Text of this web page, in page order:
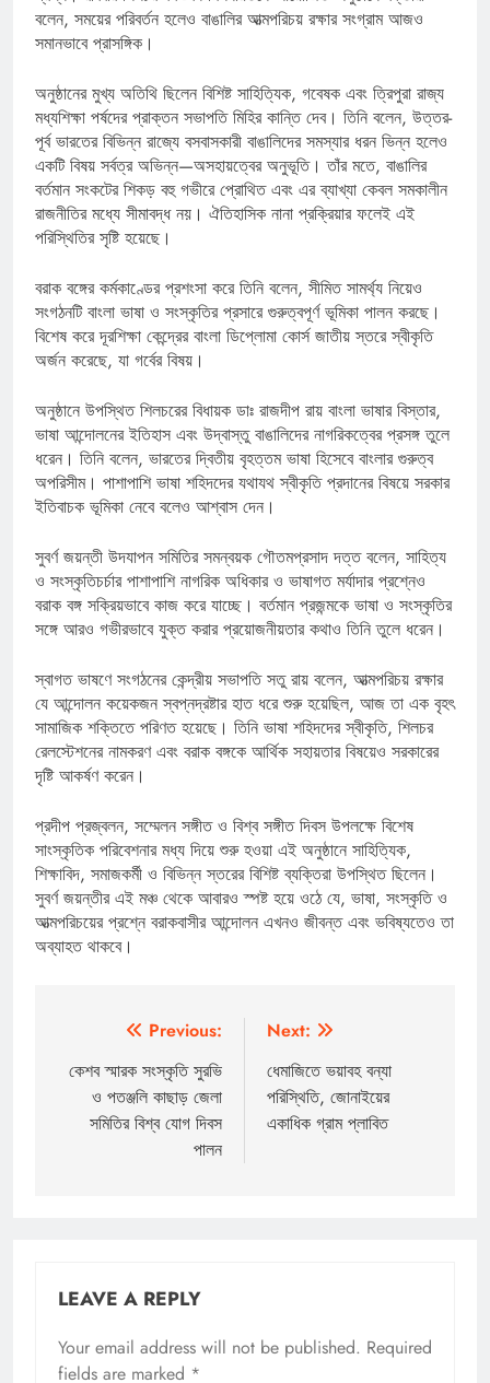
বলেন, সময়ের পরিবর্তন হলেও বাঙালির আত্মপরিচয় রক্ষার সংগ্রাম আজও
সমানভাবে প্রাসঙ্গিক।
অনুষ্ঠানের মুখ্য অতিথি ছিলেন বিশিষ্ট সাহিত্যিক, গবেষক এবং ত্রিপুরা রাজ্য
মধ্যশিক্ষা পর্ষদের প্রাক্তন সভাপতি মিহির কান্তি দেব। তিনি বলেন, উত্তর-
পূর্ব ভারতের বিভিন্ন রাজ্যে বসবাসকারী বাঙালিদের সমস্যার ধরন ভিন্ন হলেও
একটি বিষয় সর্বত্র অভিন্ন—অসহায়ত্বের অনুভূতি। তাঁর মতে, বাঙালির
বর্তমান সংকটের শিকড় বহু গভীরে প্রোথিত এবং এর ব্যাখ্যা কেবল সমকালীন
রাজনীতির মধ্যে সীমাবদ্ধ নয়। ঐতিহাসিক নানা প্রক্রিয়ার ফলেই এই
পরিস্থিতির সৃষ্টি হয়েছে।
বরাক বঙ্গের কর্মকাণ্ডের প্রশংসা করে তিনি বলেন, সীমিত সামর্থ্য নিয়েও
সংগঠনটি বাংলা ভাষা ও সংস্কৃতির প্রসারে গুরুত্বপূর্ণ ভূমিকা পালন করছে।
বিশেষ করে দূরশিক্ষা কেন্দ্রের বাংলা ডিপ্লোমা কোর্স জাতীয় স্তরে স্বীকৃতি
অর্জন করেছে, যা গর্বের বিষয়।
অনুষ্ঠানে উপস্থিত শিলচরের বিধায়ক ডাঃ রাজদীপ রায় বাংলা ভাষার বিস্তার,
ভাষা আন্দোলনের ইতিহাস এবং উদ্বাস্তু বাঙালিদের নাগরিকত্বের প্রসঙ্গ তুলে
ধরেন। তিনি বলেন, ভারতের দ্বিতীয় বৃহত্তম ভাষা হিসেবে বাংলার গুরুত্ব
অপরিসীম। পাশাপাশি ভাষা শহিদদের যথাযথ স্বীকৃতি প্রদানের বিষয়ে সরকার
ইতিবাচক ভূমিকা নেবে বলেও আশ্বাস দেন।
সুবর্ণ জয়ন্তী উদযাপন সমিতির সমন্বয়ক গৌতমপ্রসাদ দত্ত বলেন, সাহিত্য
ও সংস্কৃতিচর্চার পাশাপাশি নাগরিক অধিকার ও ভাষাগত মর্যাদার প্রশ্নেও
বরাক বঙ্গ সক্রিয়ভাবে কাজ করে যাচ্ছে। বর্তমান প্রজন্মকে ভাষা ও সংস্কৃতির
সঙ্গে আরও গভীরভাবে যুক্ত করার প্রয়োজনীয়তার কথাও তিনি তুলে ধরেন।
স্বাগত ভাষণে সংগঠনের কেন্দ্রীয় সভাপতি সতু রায় বলেন, আত্মপরিচয় রক্ষার
যে আন্দোলন কয়েকজন স্বপ্নদ্রষ্টার হাত ধরে শুরু হয়েছিল, আজ তা এক বৃহৎ
সামাজিক শক্তিতে পরিণত হয়েছে। তিনি ভাষা শহিদদের স্বীকৃতি, শিলচর
রেলস্টেশনের নামকরণ এবং বরাক বঙ্গকে আর্থিক সহায়তার বিষয়েও সরকারের
দৃষ্টি আকর্ষণ করেন।
প্রদীপ প্রজ্বলন, সম্মেলন সঙ্গীত ও বিশ্ব সঙ্গীত দিবস উপলক্ষে বিশেষ
সাংস্কৃতিক পরিবেশনার মধ্য দিয়ে শুরু হওয়া এই অনুষ্ঠানে সাহিত্যিক,
শিক্ষাবিদ, সমাজকর্মী ও বিভিন্ন স্তরের বিশিষ্ট ব্যক্তিরা উপস্থিত ছিলেন।
সুবর্ণ জয়ন্তীর এই মঞ্চ থেকে আবারও স্পষ্ট হয়ে ওঠে যে, ভাষা, সংস্কৃতি ও
আত্মপরিচয়ের প্রশ্নে বরাকবাসীর আন্দোলন এখনও জীবন্ত এবং ভবিষ্যতেও তা
অব্যাহত থাকবে।
navigation
Previous:
কেশব স্মারক সংস্কৃতি সুরভি
ও পতঞ্জলি কাছাড় জেলা
সমিতির বিশ্ব যোগ দিবস
পালন
Next:
ধেমাজিতে ভয়াবহ বন্যা
পরিস্থিতি, জোনাইয়ের
একাধিক গ্রাম প্লাবিত
LEAVE A REPLY
Your email address will not be published. Required
fields are marked *